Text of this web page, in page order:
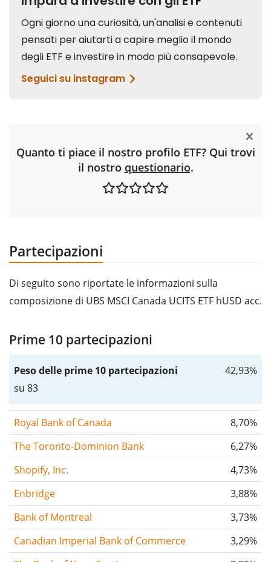
Quanto ti piace il nostro profilo ETF? Qui trovi
il nostro questionario.
Partecipazioni
Di seguito sono riportate le informazioni sulla
composizione di UBS MSCI Canada UCITS ETF hUSD acc.
Prime 10 partecipazioni
Peso delle prime 10 partecipazioni
su 83
42,93%
Royal Bank of Canada
8,70%
The Toronto-Dominion Bank
6,27%
Shopify, Inc.
4,73%
Enbridge
3,88%
Bank of Montreal
3,73%
Canadian Imperial Bank of Commerce
3,29%